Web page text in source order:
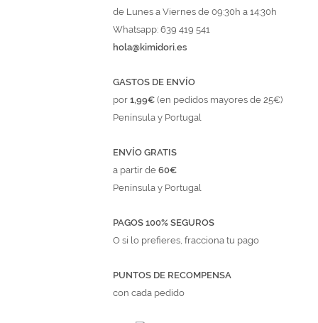
de Lunes a Viernes de 09:30h a 14:30h
Whatsapp: 639 419 541
hola@kimidori.es
GASTOS DE ENVÍO
por1,99€(en pedidos mayores de 25€)
Península y Portugal
ENVÍO GRATIS
a partir de60€
Península y Portugal
PAGOS 100% SEGUROS
O si lo prefieres, fracciona tu pago
PUNTOS DE RECOMPENSA
con cada pedido